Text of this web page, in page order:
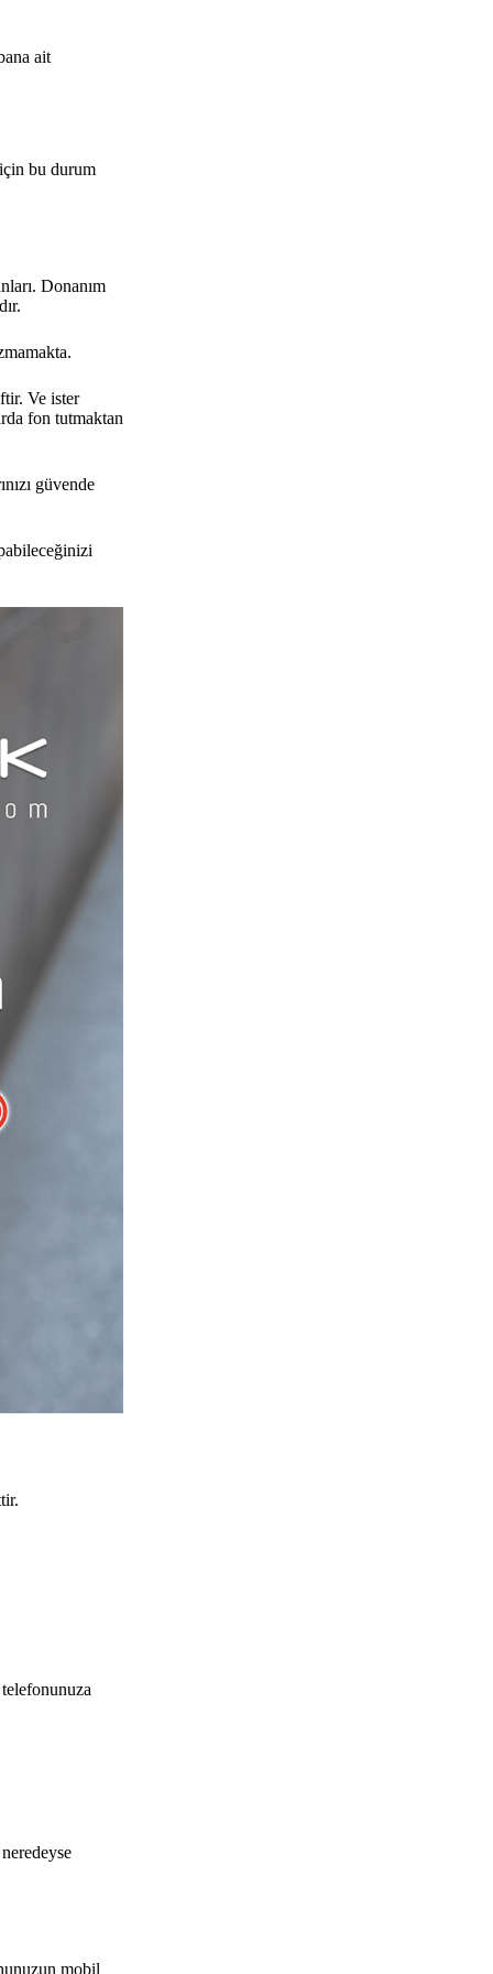
ait
bu durum
Donanım
Ve ister
fon tutmaktan
güvende
mobil